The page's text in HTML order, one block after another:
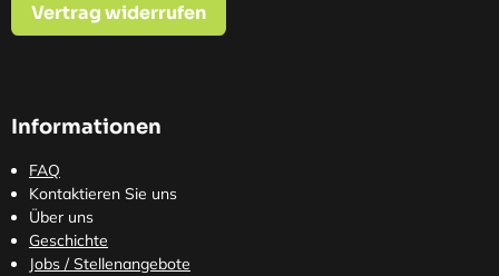
Vertrag widerrufen
Informationen
FAQ
Kontaktieren Sie uns
Über uns
Geschichte
Jobs / Stellenangebote